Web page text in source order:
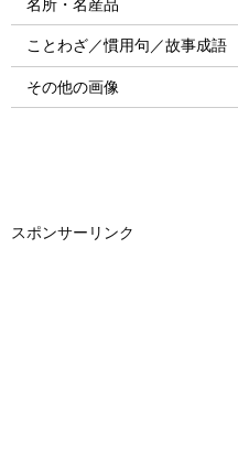
名所・名産品
ことわざ／慣用句／故事成語
その他の画像
スポンサーリンク